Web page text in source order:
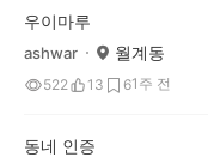
우이마루
ashwar 월계동
522 13 61주 전
동네 인증